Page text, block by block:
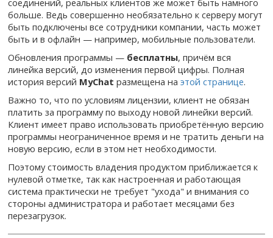
больше. Ведь совершенно необязательно к серверу могут
быть подключены все сотрудники компании, часть может
быть и в офлайн — например, мобильные пользователи.
Обновления программы — бесплатны, причём вся
линейка версий, до изменения первой цифры. Полная
история версий MyChat размещена наэтой странице.
Важно то, что по условиям лицензии, клиент не обязан
платить за программу по выходу новой линейки версий.
Клиент имеет право использовать приобретённую версию
программы неограниченное время и не тратить деньги на
новую версию, если в этом нет необходимости.
Поэтому стоимость владения продуктом приближается к
нулевой отметке, так как настроенная и работающая
система практически не требует "ухода" и внимания со
стороны администратора и работает месяцами без
перезагрузок.